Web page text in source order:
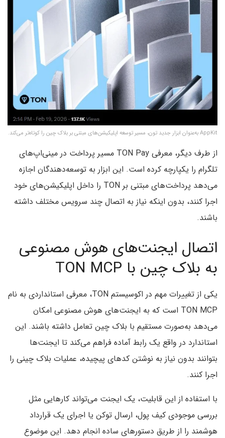
AppKit به‌عنوان ابزار جدید تون، مسیر توسعه اپلیکیشن‌های مبتنی بر بلاک چین را کوتاه‌تر می‌کند.
از طرف دیگر، معرفی TON Pay مسیر پرداخت در مینی‌اپ‌های
تلگرام را یکپارچه کرده است. این ابزار به توسعه‌دهندگان اجازه
می‌دهد پرداخت‌های مبتنی بر TON را داخل اپلیکیشن‌های خود
اجرا کنند، بدون اینکه نیاز به اتصال چند سرویس مختلف داشته
باشند.
اتصال ایجنت‌های هوش مصنوعی
به بلاک چین با TON MCP
یکی از تغییرات مهم در اکوسیستم TON، معرفی استانداردی به نام
TON MCP است که به ایجنت‌های هوش مصنوعی امکان
می‌دهد به‌صورت مستقیم با بلاک چین تعامل داشته باشند. این
استاندارد در واقع یک رابط آماده فراهم می‌کند تا ایجنت‌ها
بتوانند بدون نیاز به نوشتن کدهای پیچیده، عملیات بلاک چینی را
اجرا کنند.
با استفاده از این قابلیت، یک ایجنت می‌تواند کارهایی مثل
بررسی موجودی کیف پول، ارسال توکن یا اجرای یک قرارداد
هوشمند را از طریق دستورهای ساده انجام دهد. این موضوع